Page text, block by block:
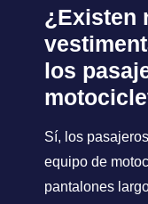
¿Existen
los
Sí, los
equipo de
pantalones